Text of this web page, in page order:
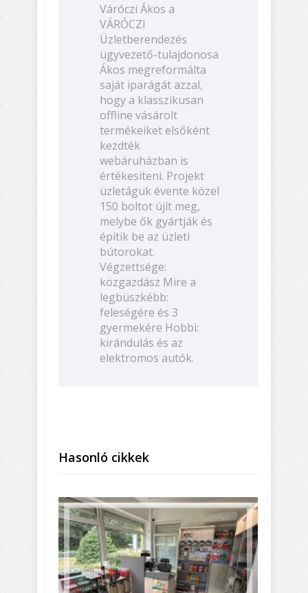
Váróczi Ákos a
VÁRÓCZI
Üzletberendezés
ügyvezető-tulajdonosa
Ákos megreformálta
saját iparágát azzal,
hogy a klasszikusan
offline vásárolt
termékeiket elsőként
kezdték
webáruházban is
értékesíteni. Projekt
üzletáguk évente közel
150 boltot újít meg,
melybe ők gyártják és
építik be az üzleti
bútorokat.
Végzettsége:
közgazdász Mire a
legbüszkébb:
feleségére és 3
gyermekére Hobbi:
kirándulás és az
elektromos autók.
Hasonló cikkek